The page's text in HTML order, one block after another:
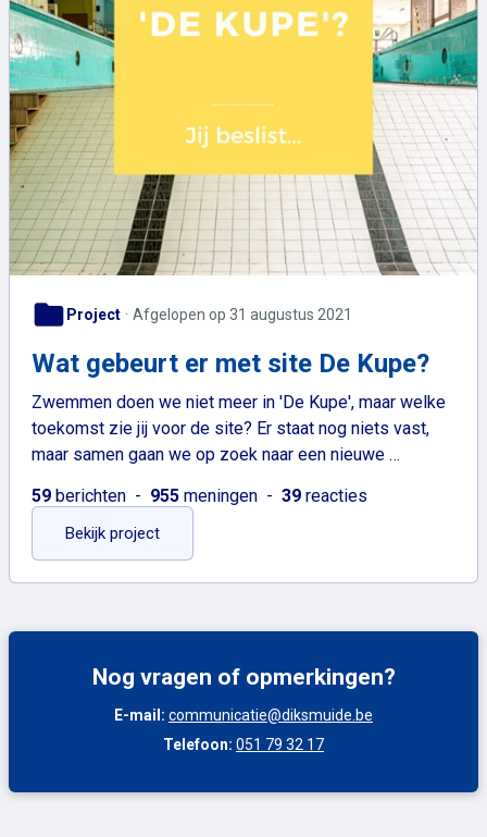
folder Project Afgelopen op 31 augustus 2021
Wat gebeurt er met site De Kupe?
Zwemmen doen we niet meer in 'De Kupe', maar welke
toekomst zie jij voor de site? Er staat nog niets vast,
maar samen gaan we op zoek naar een nieuwe …
59 berichten 955 meningen 39 reacties
Bekijk project: Wat gebeurt er met site De Kupe?
Nog vragen of opmerkingen?
E-mail: communicatie@diksmuide.be
Telefoon: 051 79 32 17